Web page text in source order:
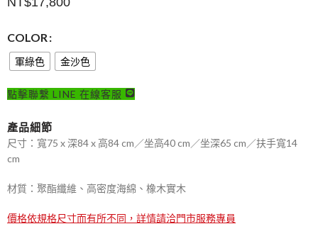
COLOR
軍綠色 金沙色
點擊聯繫 LINE 在線客服
產品細節
尺寸：寬75 x 深84 x 高84 cm／坐高40 cm／坐深65 cm／扶手寬14
cm
材質：聚酯纖維、高密度海綿、橡木實木
價格依規格尺寸而有所不同，詳情請洽門市服務專員